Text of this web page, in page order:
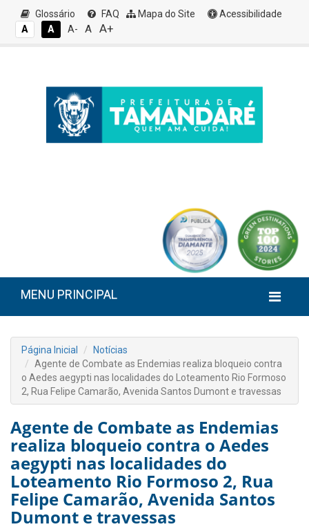
Glossário FAQ Mapa do Site
Acessibilidade
A
A A- A A+
MENU PRINCIPAL
Página Inicial
Notícias
Agente de Combate as Endemias realiza bloqueio contra
o Aedes aegypti nas localidades do Loteamento Rio Formoso
2, Rua Felipe Camarão, Avenida Santos Dumont e travessas
Agente de Combate as Endemias
realiza bloqueio contra o Aedes
aegypti nas localidades do
Loteamento Rio Formoso 2, Rua
Felipe Camarão, Avenida Santos
Dumont e travessas